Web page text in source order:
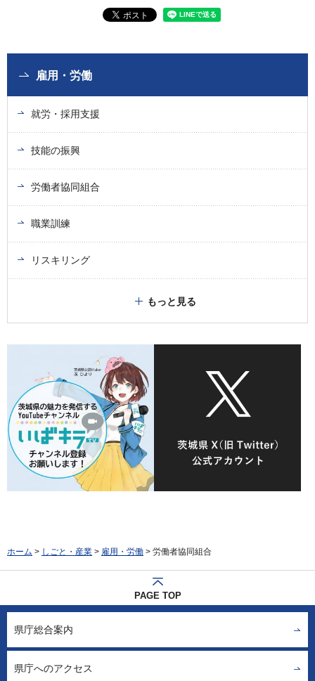
雇用・労働
就労・採用支援
技能の振興
労働者協同組合
職業訓練
リスキリング
もっと見る
ホーム > しごと・産業 > 雇用・労働 > 労働者協同組合
PAGE TOP
県庁総合案内
県庁へのアクセス